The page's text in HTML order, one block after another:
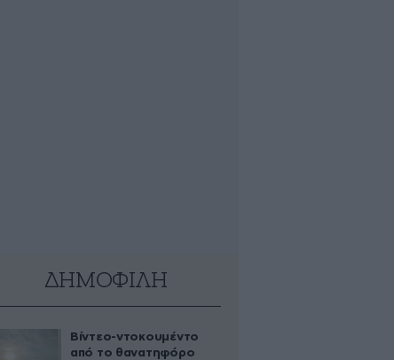
ΔΗΜΟΦΙΛΗ
Βίντεο-ντοκουμέντο
από το θανατηφόρο